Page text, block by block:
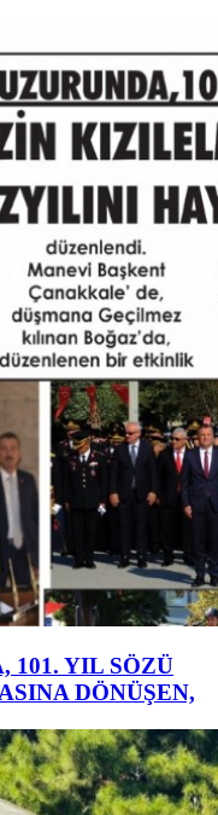
101. YIL SÖZÜ
DÖNÜŞEN,